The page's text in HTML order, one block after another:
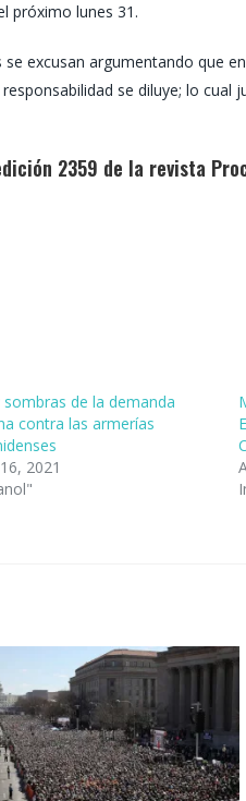
próximo lunes 31.
excusan argumentando que
se diluye; lo cual
2359 de la revista
sombras de la demanda
contra las armerías
2021